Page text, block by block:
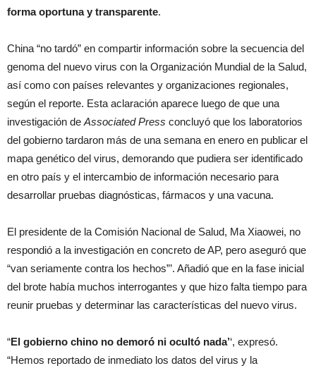
forma oportuna y transparente.
China “no tardó” en compartir información sobre la secuencia del
genoma del nuevo virus con la Organización Mundial de la Salud,
así como con países relevantes y organizaciones regionales,
según el reporte. Esta aclaración aparece luego de que una
investigación de Associated Press concluyó que los laboratorios
del gobierno tardaron más de una semana en enero en publicar el
mapa genético del virus, demorando que pudiera ser identificado
en otro país y el intercambio de información necesario para
desarrollar pruebas diagnósticas, fármacos y una vacuna.
El presidente de la Comisión Nacional de Salud, Ma Xiaowei, no
respondió a la investigación en concreto de AP, pero aseguró que
“van seriamente contra los hechos”’. Añadió que en la fase inicial
del brote había muchos interrogantes y que hizo falta tiempo para
reunir pruebas y determinar las características del nuevo virus.
“El gobierno chino no demoró ni ocultó nada’‘, expresó.
“Hemos reportado de inmediato los datos del virus y la